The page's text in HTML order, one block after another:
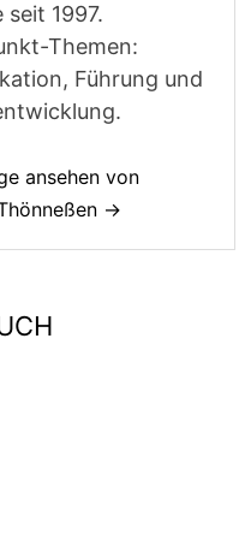
seit 1997.
Themen:
Führung und
ansehen von
→